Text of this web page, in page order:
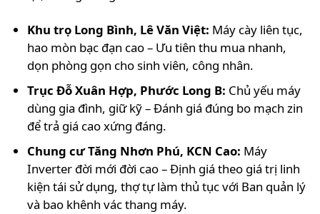
Khu trọ Long Bình, Lê Văn Việt: Máy cày liên tục,
hao mòn bạc đạn cao – Ưu tiên thu mua nhanh,
dọn phòng gọn cho sinh viên, công nhân.
Trục Đỗ Xuân Hợp, Phước Long B: Chủ yếu máy
dùng gia đình, giữ kỹ – Đánh giá đúng bo mạch zin
để trả giá cao xứng đáng.
Chung cư Tăng Nhơn Phú, KCN Cao: Máy
Inverter đời mới đời cao – Định giá theo giá trị linh
kiện tái sử dụng, thợ tự làm thủ tục với Ban quản lý
và bao khênh vác thang máy.